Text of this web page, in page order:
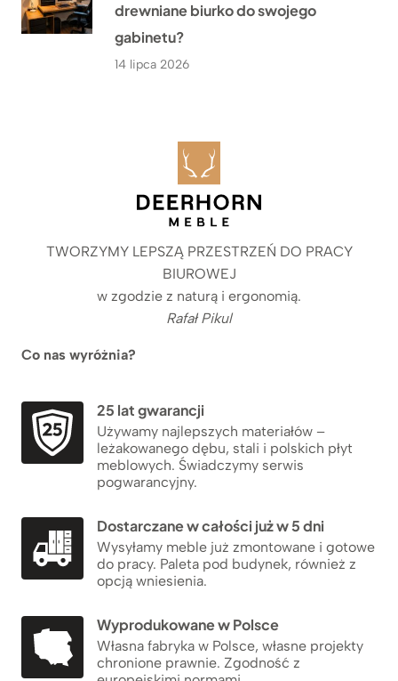
drewniane biurko do swojego
gabinetu?
14 lipca 2026
TWORZYMY LEPSZĄ PRZESTRZEŃ DO PRACY
BIUROWEJ
w zgodzie z naturą i ergonomią.
Rafał Pikul
Co nas wyróżnia?
25 lat gwarancji
Używamy najlepszych materiałów –
leżakowanego dębu, stali i polskich płyt
meblowych. Świadczymy serwis
pogwarancyjny.
Dostarczane w całości już w 5 dni
Wysyłamy meble już zmontowane i gotowe
do pracy. Paleta pod budynek, również z
opcją wniesienia.
Wyprodukowane w Polsce
Własna fabryka w Polsce, własne projekty
chronione prawnie. Zgodność z